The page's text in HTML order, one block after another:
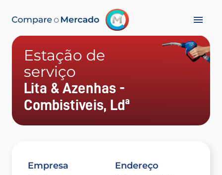
Estação de
serviço
Lita & Azenhas -
Combistiveis, Ldª
Empresa Endereço